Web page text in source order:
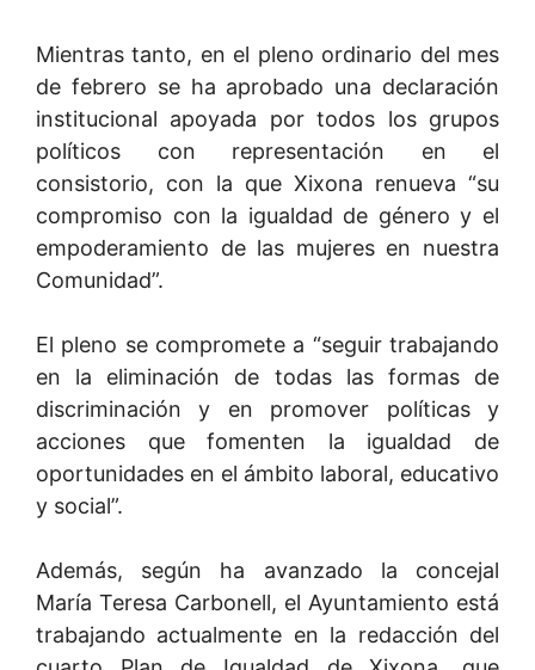
Mientras tanto, en el pleno ordinario del mes
de febrero se ha aprobado una declaración
institucional apoyada por todos los grupos
políticos con representación en el
consistorio, con la que Xixona renueva “su
compromiso con la igualdad de género y el
empoderamiento de las mujeres en nuestra
Comunidad”.
El pleno se compromete a “seguir trabajando
en la eliminación de todas las formas de
discriminación y en promover políticas y
acciones que fomenten la igualdad de
oportunidades en el ámbito laboral, educativo
y social”.
Además, según ha avanzado la concejal
María Teresa Carbonell, el Ayuntamiento está
trabajando actualmente en la redacción del